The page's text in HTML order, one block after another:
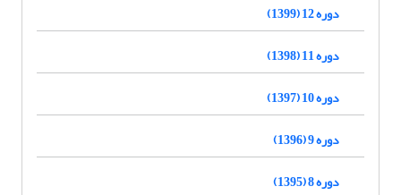
دوره 12 (1399)
دوره 11 (1398)
دوره 10 (1397)
دوره 9 (1396)
دوره 8 (1395)